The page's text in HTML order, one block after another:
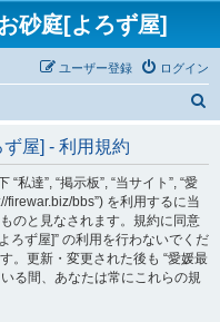
砂庭[よろず屋]
ログイン
ユーザー登録
屋] - 利用規約
達”, “掲示板”, “当サイト”, “愛
bbs”) を利用するに当
のと見なされます。規約に同意
ろず屋]” の利用を行わないでくだ
。更新・変更された後も “愛媛最
る間、あなたは常にこれらの規